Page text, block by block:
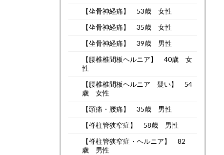
【坐骨神経痛】 53歳 女性
【坐骨神経痛】 35歳 女性
【坐骨神経痛】 39歳 男性
【腰椎椎間板ヘルニア】 40歳 女
性
【腰椎椎間板ヘルニア 疑い】 54
歳 女性
【頭痛・腰痛】 35歳 男性
【脊柱管狭窄症】 58歳 男性
【脊柱管狭窄症・ヘルニア】 82
歳 男性